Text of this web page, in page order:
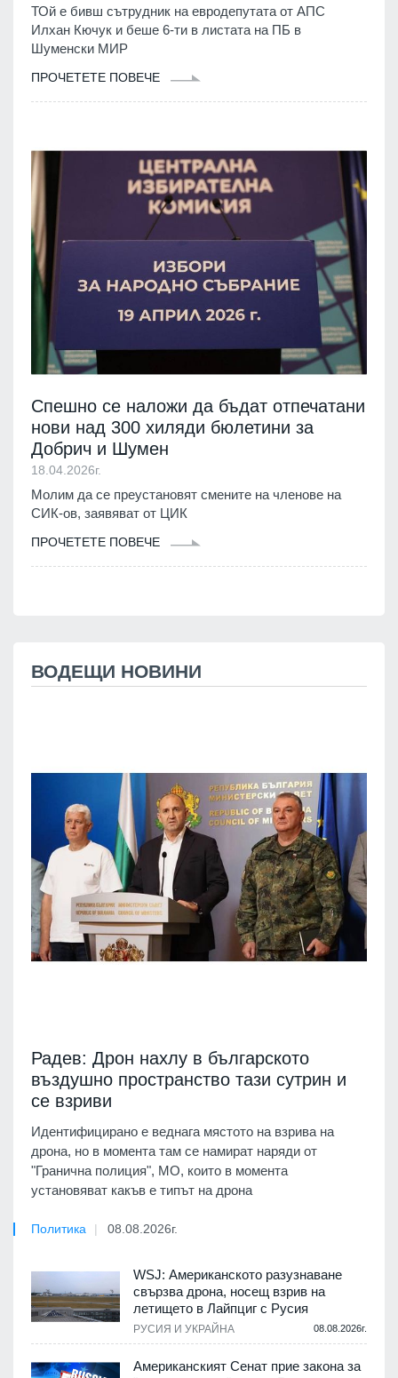
ТОй е бивш сътрудник на евродепутата от АПС
Илхан Кючук и беше 6-ти в листата на ПБ в
Шуменски МИР
ПРОЧЕТЕТЕ ПОВЕЧЕ
Спешно се наложи да бъдат отпечатани
нови над 300 хиляди бюлетини за
Добрич и Шумен
18.04.2026г.
Молим да се преустановят смените на членове на
СИК-ов, заявяват от ЦИК
ПРОЧЕТЕТЕ ПОВЕЧЕ
ВОДЕЩИ НОВИНИ
Радев: Дрон нахлу в българското
въздушно пространство тази сутрин и
се взриви
Идентифицирано е веднага мястото на взрива на
дрона, но в момента там се намират наряди от
"Гранична полиция", МО, които в момента
установяват какъв е типът на дрона
Политика 08.08.2026г.
WSJ: Американското разузнаване
свързва дрона, носещ взрив на
летището в Лайпциг с Русия
РУСИЯ И УКРАЙНА 08.08.2026г.
Американският Сенат прие закона за